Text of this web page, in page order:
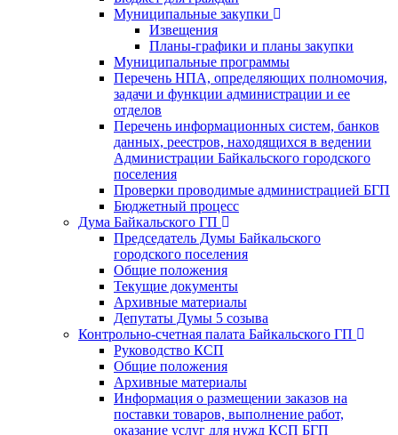
Муниципальные закупки
Извещения
Планы-графики и планы закупки
Муниципальные программы
Перечень НПА, определяющих полномочия,
задачи и функции администрации и ее
отделов
Перечень информационных систем, банков
данных, реестров, находящихся в ведении
Администрации Байкальского городского
поселения
Проверки проводимые администрацией БГП
Бюджетный процесс
Дума Байкальского ГП
Председатель Думы Байкальского
городского поселения
Общие положения
Текущие документы
Архивные материалы
Депутаты Думы 5 созыва
Контрольно-счетная палата Байкальского ГП
Руководство КСП
Общие положения
Архивные материалы
Информация о размещении заказов на
поставки товаров, выполнение работ,
оказание услуг для нужд КСП БГП